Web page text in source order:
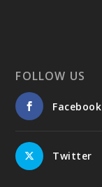
FOLLOW US
Facebook
Twitter